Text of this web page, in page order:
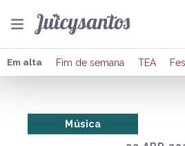
Em alta Fim de semana TEA
Música